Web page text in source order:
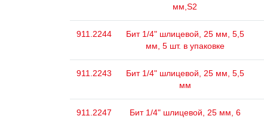
мм,S2
911.2244
Бит 1/4" шлицевой, 25 мм, 5,5
мм, 5 шт. в упаковке
911.2243
Бит 1/4" шлицевой, 25 мм, 5,5
мм
911.2247
Бит 1/4" шлицевой, 25 мм, 6